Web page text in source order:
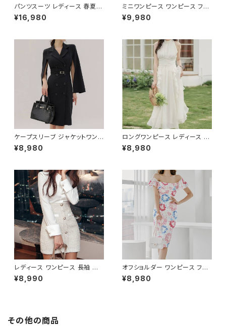
パンツスーツ レディース 春夏
秋冬 春 夏 秋 冬 黒 紺 スーツ
上下セット 2点セット ジャケット
ビジネススーツ ロング パンツス
ーツ ロングパンツ ペプラム ノー
カラースーツ ペプラムジャケット
レディーススーツ 大きいサイズ
オフィス OL オフィスカジュアル
ビジネス 結婚式 パーティー お
呼ばれ ブラック ネイビー グレ
ー S M L XL 2XL 3XL 4XL 5
XL 10代 20代 30代 40代 C-
WAW1079
¥16,980
ミニワンピース ワンピース フェ
ザーデザイン タイトワンピース
チューブトップ レディース 春夏
ワンピドレス OL エレガント フ
ォーマル ブラック ボルドー ホワ
イト 大きいサイズ きれいめ ドレ
スワンピース お呼ばれ 韓国 フ
ァッション オフィスカジュアル 韓
国風 キャバドレス ナイトドレス
ナイトワンピ カジュアル 10代 2
0代 30代 40代 C-OSS0127
¥9,980
ケープスリーブ ジャケットワンピ
ース ベルト付き ワンピース レデ
ィース 長袖 襟付き タイト スー
ート 二次会 結婚式 春 夏 秋 冬
お呼ばれ ブラック ベージュ お
しゃれ 高見え 20代 30代 40代
フォーマル 体型カバー 人気 トレ
ンド C-OSS0136
¥8,980
ロングワンピース レディース シ
フォン フリル ハイネック ノース
リーブ フレア Aライン エレガン
秋 冬 お呼ばれ デート 食事会
フォーマル リゾート パーティー
人気 大人可愛い ホワイト C-O
¥8,980
レディース ワンピース 長袖 シャ
ツワンピース ツイード切替 ミニ
ワンピース 上品 フォーマル ホ
冬 着痩せ効果 きちんと見え カ
¥8,990
オフショルダー ワンピース フラ
ワー柄 タイトワンピース ドレス
花柄ワンピ 春夏 エレガント 大
¥8,980
その他の商品